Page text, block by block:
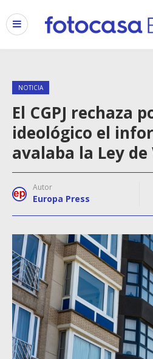
NOTICIA
El CGPJ rechaza
ideológico el
avalaba la Ley
Autor
Europa Press